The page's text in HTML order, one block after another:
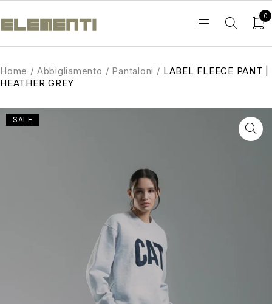
0
Home / Abbigliamento / Pantaloni / LABEL FLEECE PANT |
HEATHER GREY
SALE